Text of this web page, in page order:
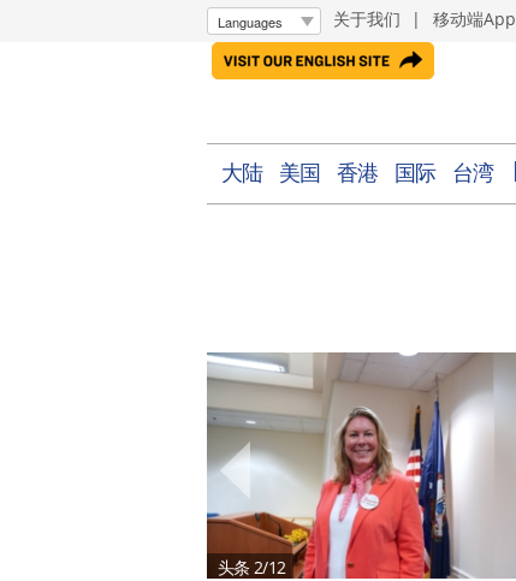
关于我们 | 移动端App
大陆 美国 香港 国际 台湾
头条 3/12